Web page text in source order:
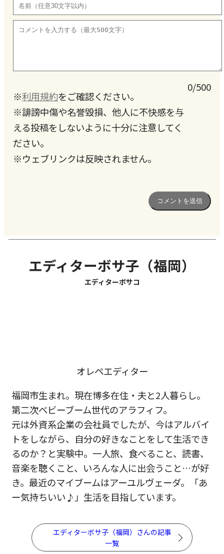
※利用規約をご確認ください。
※誹謗中傷や名誉毀損、他人に不快感を与
える投稿をしないように十分に注意してく
ださい。
※ウェブリンクは反映されません。
0/500
エディターボサ子（福岡）
エディターボサコ
オレペエディター
福岡市生まれ。現在博多在住・夫と2人暮らし。
第二次ベビーブーム世代のアラフィフ。
元は外資系企業の会社員でしたが、今はアルバイ
トをしながら、自分の好きなことをして生活でき
るのか？と実験中。一人旅、食べること、読書、
音楽を聴くこと、いろんな人に出会うこと…が好
き。最近のマイブームはアーユルヴェーダ。「あ
ー気持ちいい♪」生活を目指しています。
エディターボサ子（福岡）さんの記事
一覧